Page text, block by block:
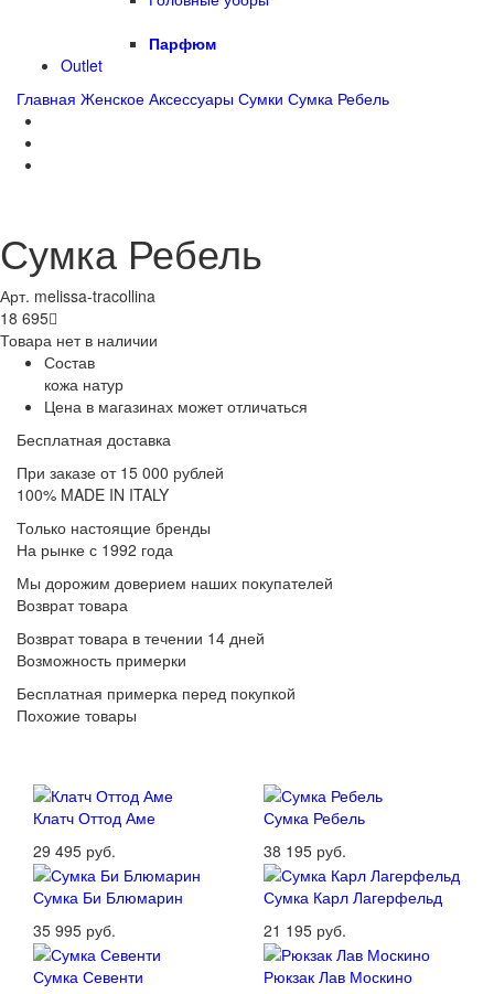
Парфюм
Outlet
Главная Женское Аксессуары Сумки Сумка Ребель
Сумка Ребель
Арт. melissa-tracollina
18 695
Товара нет в наличии
Состав
кожа натур
Цена в магазинах может отличаться
Бесплатная доставка
При заказе от 15 000 рублей
100% MADE IN ITALY
Только настоящие бренды
На рынке с 1992 года
Мы дорожим доверием наших покупателей
Возврат товара
Возврат товара в течении 14 дней
Возможность примерки
Бесплатная примерка перед покупкой
Похожие товары
Клатч Оттод Аме
29 495 руб.
Сумка Ребель
38 195 руб.
Сумка Би Блюмарин
35 995 руб.
Сумка Карл Лагерфельд
21 195 руб.
Сумка Севенти Рюкзак Лав Москино